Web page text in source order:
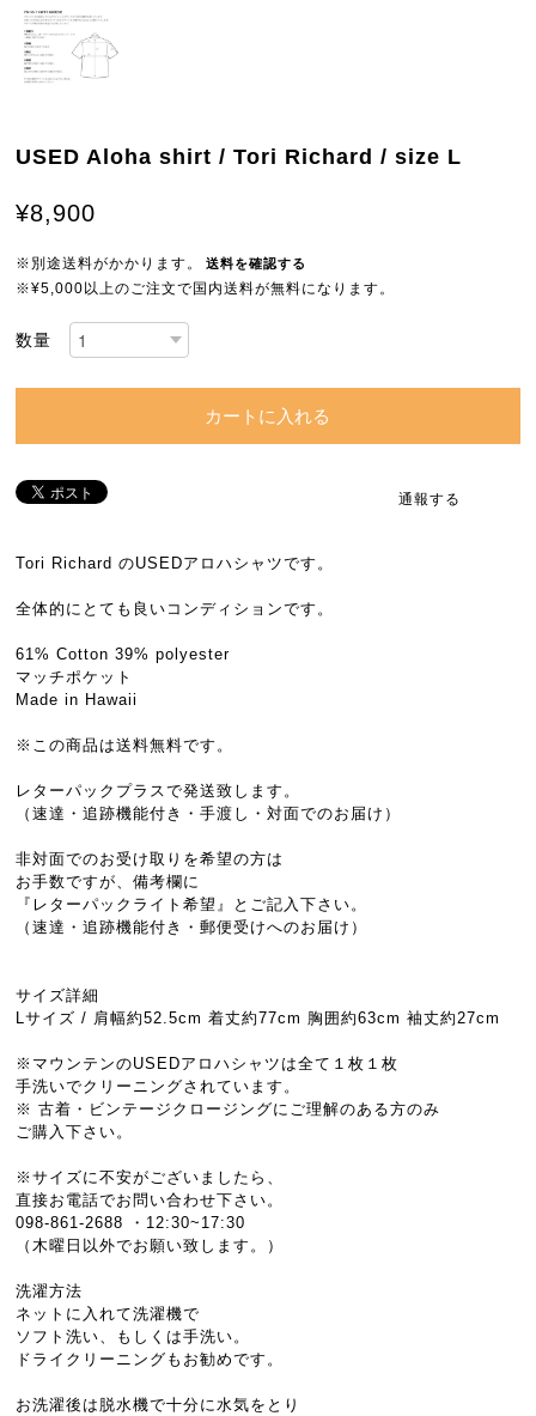
USED Aloha shirt / Tori Richard / size L
¥8,900
※別途送料がかかります。 送料を確認する
※¥5,000以上のご注文で国内送料が無料になります。
数量
カートに入れる
通報する
Tori Richard のUSEDアロハシャツです。
全体的にとても良いコンディションです。
61% Cotton 39% polyester
マッチポケット
Made in Hawaii
※この商品は送料無料です。
レターパックプラスで発送致します。
（速達・追跡機能付き・手渡し・対面でのお届け）
非対面でのお受け取りを希望の方は
お手数ですが、備考欄に
『レターパックライト希望』とご記入下さい。
（速達・追跡機能付き・郵便受けへのお届け）
サイズ詳細
Lサイズ / 肩幅約52.5cm 着丈約77cm 胸囲約63cm 袖丈約27cm
※マウンテンのUSEDアロハシャツは全て１枚１枚
手洗いでクリーニングされています。
※ 古着・ビンテージクロージングにご理解のある方のみ
ご購入下さい。
※サイズに不安がございましたら、
直接お電話でお問い合わせ下さい。
098-861-2688 ・12:30~17:30
（木曜日以外でお願い致します。）
洗濯方法
ネットに入れて洗濯機で
ソフト洗い、もしくは手洗い。
ドライクリーニングもお勧めです。
お洗濯後は脱水機で十分に水気をとり